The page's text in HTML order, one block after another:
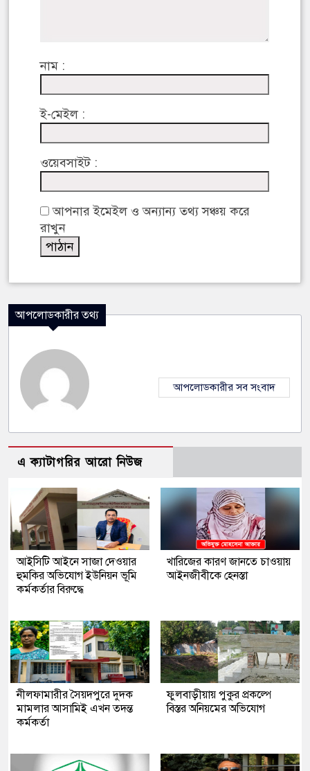
নাম :
ই-মেইল :
ওয়েবসাইট :
আপনার ইমেইল ও অন্যান্য তথ্য সঞ্চয় করে
রাখুন
আপলোডকারীর তথ্য
আপলোডকারীর সব সংবাদ
এ ক্যাটাগরির আরো নিউজ
আইসিটি আইনে সাজা দেওয়ার
হুমকির অভিযোগ ইউনিয়ন ভূমি
কর্মকর্তার বিরুদ্ধে
খারিজের কারণ জানতে চাওয়ায়
আইনজীবীকে হেনস্তা
নীলফামারীর সৈয়দপুরে দুদক
মামলার আসামিই এখন তদন্ত
কর্মকর্তা
ফুলবাড়ীয়ায় পুকুর প্রকল্পে
বিস্তর অনিয়মের অভিযোগ